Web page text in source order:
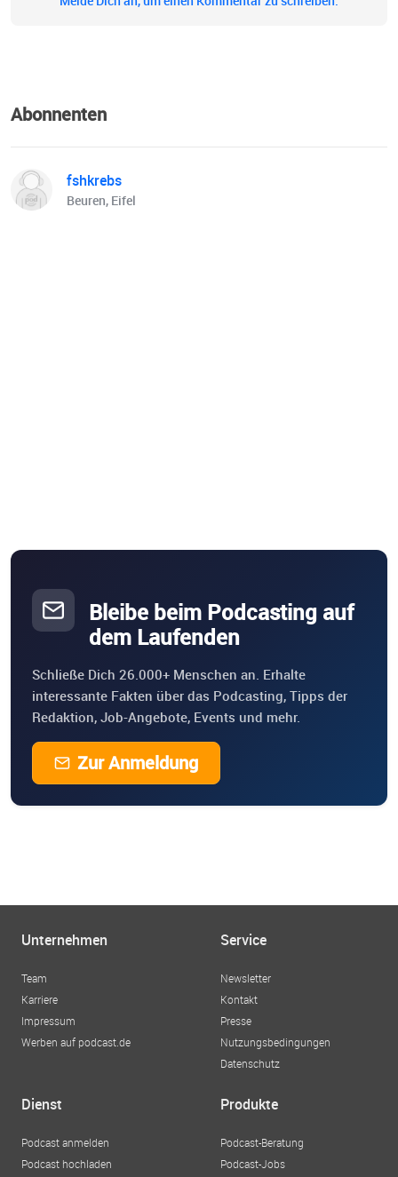
Abonnenten
fshkrebs
Beuren, Eifel
Bleibe beim Podcasting auf
dem Laufenden
Schließe Dich 26.000+ Menschen an. Erhalte
interessante Fakten über das Podcasting, Tipps der
Redaktion, Job-Angebote, Events und mehr.
Zur Anmeldung
Unternehmen
Team
Karriere
Impressum
Werben auf podcast.de
Service
Newsletter
Kontakt
Presse
Nutzungsbedingungen
Datenschutz
Dienst
Podcast anmelden
Podcast hochladen
Produkte
Podcast-Beratung
Podcast-Jobs